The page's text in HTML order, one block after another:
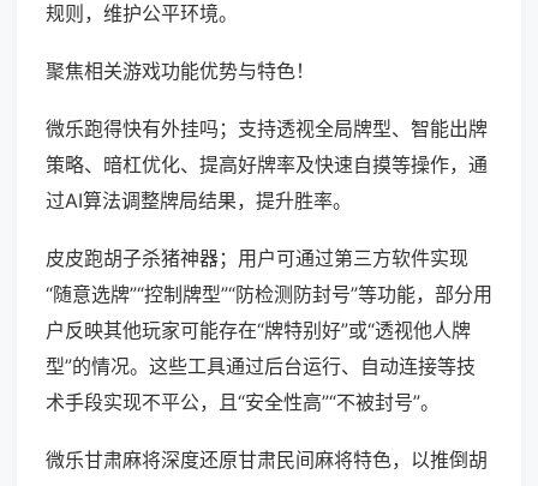
规则，维护公平环境。
聚焦相关游戏功能优势与特色！
微乐跑得快有外挂吗；支持透视全局牌型、智能出牌
策略、暗杠优化、提高好牌率及快速自摸等操作，通
过AI算法调整牌局结果，提升胜率。
皮皮跑胡子杀猪神器；用户可通过第三方软件实现
“随意选牌”“控制牌型”“防检测防封号”等功能，部分用
户反映其他玩家可能存在“牌特别好”或“透视他人牌
型”的情况。这些工具通过后台运行、自动连接等技
术手段实现不平公，且“安全性高”“不被封号”。
微乐甘肃麻将深度还原甘肃民间麻将特色，以推倒胡